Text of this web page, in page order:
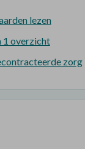
lezen
1 overzicht
zorg